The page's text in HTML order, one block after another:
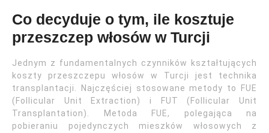
Co decyduje o tym, ile kosztuje
przeszczep włosów w Turcji
Jednym z fundamentalnych czynników kształtujących
koszty przeszczepu włosów w Turcji jest technika
transplantacji. Najczęściej stosowane metody to FUE
(Follicular Unit Extraction) i FUT (Follicular Unit
Transplantation). Metoda FUE, polegająca na
pobieraniu pojedynczych mieszków włosowych z